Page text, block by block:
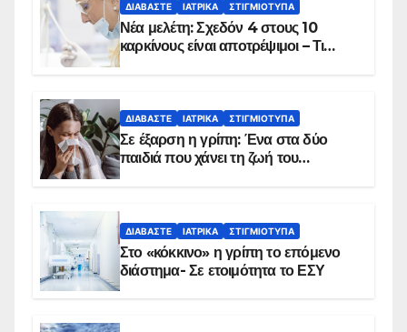
ΔΙΑΒΆΣΤΕ ΙΑΤΡΙΚΆ ΣΤΙΓΜΙΌΤΥΠΑ
Νέα μελέτη: Σχεδόν 4 στους 10
καρκίνους είναι αποτρέψιμοι – Τι
ΔΙΑΒΆΣΤΕ ΙΑΤΡΙΚΆ ΣΤΙΓΜΙΌΤΥΠΑ
Σε έξαρση η γρίπη: Ένα στα δύο
παιδιά που χάνει τη ζωή του
ΔΙΑΒΆΣΤΕ ΙΑΤΡΙΚΆ ΣΤΙΓΜΙΌΤΥΠΑ
Στο «κόκκινο» η γρίπη το επόμενο
διάστημα- Σε ετοιμότητα το ΕΣΥ